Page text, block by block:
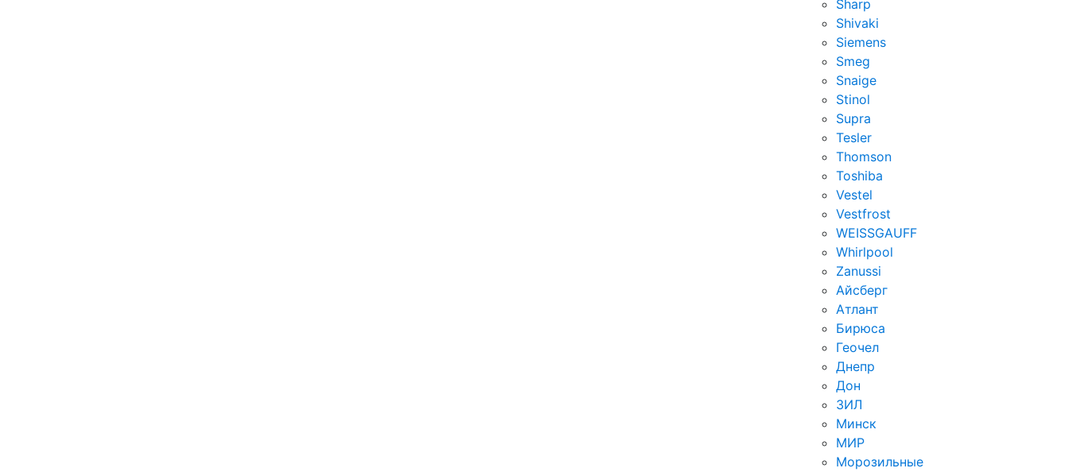
Sharp
Shivaki
Siemens
Smeg
Snaige
Stinol
Supra
Tesler
Thomson
Toshiba
Vestel
Vestfrost
WEISSGAUFF
Whirlpool
Zanussi
Айсберг
Атлант
Бирюса
Геочел
Днепр
Дон
ЗИЛ
Минск
МИР
Морозильные